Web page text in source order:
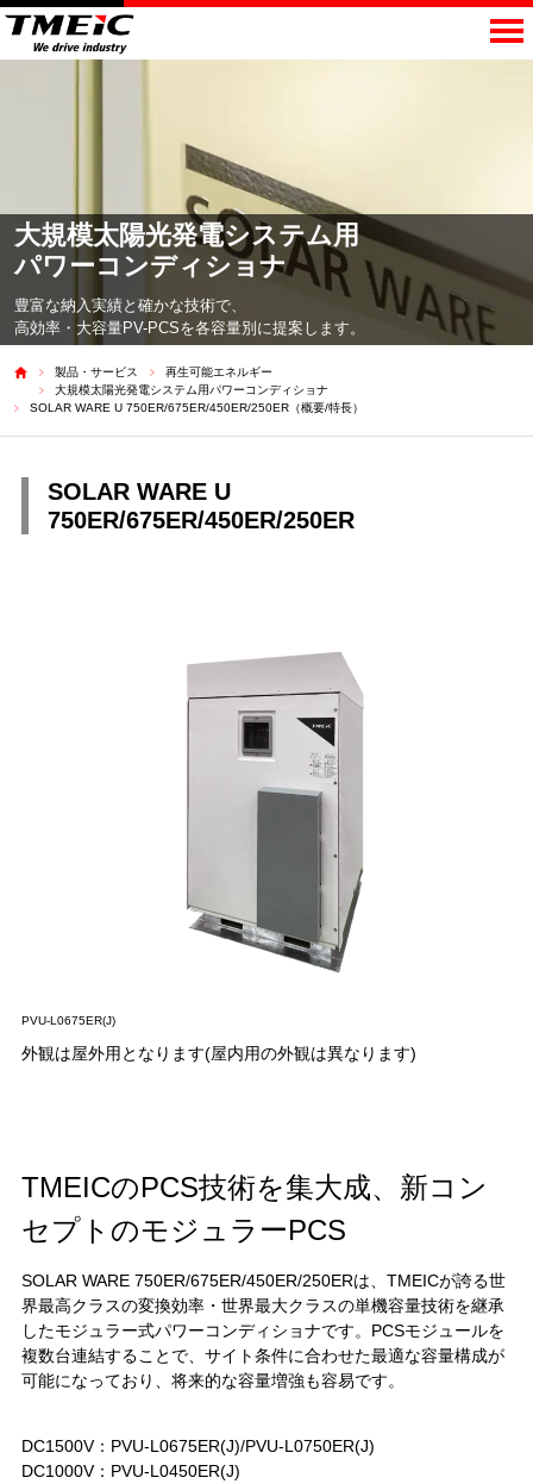
大規模太陽光発電システム用
パワーコンディショナ
豊富な納入実績と確かな技術で、
高効率・大容量PV-PCSを各容量別に提案します。
製品・サービス
再生可能エネルギー
大規模太陽光発電システム用パワーコンディショナ
SOLAR WARE U 750ER/675ER/450ER/250ER（概要/特長）
SOLAR WARE U
750ER/675ER/450ER/250ER
PVU-L0675ER(J)
外観は屋外用となります(屋内用の外観は異なります)
TMEICのPCS技術を集大成、新コン
セプトのモジュラーPCS
SOLAR WARE 750ER/675ER/450ER/250ERは、TMEICが誇る世
界最高クラスの変換効率・世界最大クラスの単機容量技術を継承
したモジュラー式パワーコンディショナです。PCSモジュールを
複数台連結することで、サイト条件に合わせた最適な容量構成が
可能になっており、将来的な容量増強も容易です。
DC1500V：PVU-L0675ER(J)/PVU-L0750ER(J)
DC1000V：PVU-L0450ER(J)